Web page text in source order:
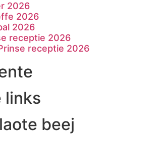
2026
2026
2026
receptie 2026
receptie 2026
links
beej